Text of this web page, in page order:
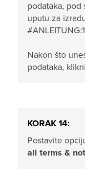
podataka,
uputu za
Nakon što
podataka,
KORAK 14:
Postavite
all terms &